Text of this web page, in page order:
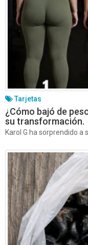
Tarjetas
¿Cómo bajó de
su transformación.
Karol G ha sorprendido a